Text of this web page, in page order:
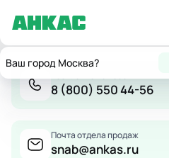
Ваш город Москва?
8 (800) 550 44-56
Почта отдела продаж
snab@ankas.ru